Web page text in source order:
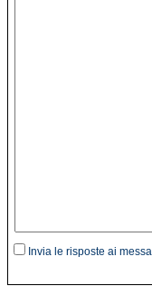
Invia le risposte ai